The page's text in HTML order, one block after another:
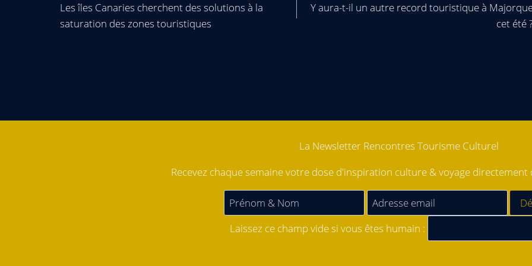
Les îles Canaries cherchent des solutions à la
saturation des zones touristiques
Y aura-t-il un autre record touristique à
cet été
La Newsletter Rencontres Tourisme Culturel
Recevez chaque semaine votre dose d'inspiration culture & voyage
Laissez ce champ vide si vous êtes humain :